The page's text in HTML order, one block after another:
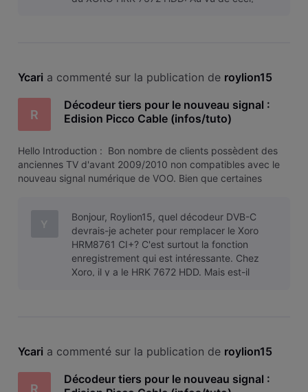
Ycari a commenté sur la publication de roylion15
R
Décodeur tiers pour le nouveau signal :
Edision Picco Cable (infos/tuto)
​​​​​Hello​​​​​ ​​​​​Introduction : ​​​​​ ​​​​​Bon nombre de clients possèdent des
anciennes TV d'avant 2009/2010 non compatibles avec le
nouveau signal numérique de VOO.​​​​​ ​​​​​Bien que certaines
Y
Bonjour, Roylion15, quel décodeur DVB-C
devrais-je acheter pour remplacer le Xoro
HRM8761 CI+? C'est surtout la fonction
enregistrement qui est intéressante. Chez
Xoro, il y a le HRK 7672 HDD. Mais est-il
Ycari a commenté sur la publication de roylion15
R
Décodeur tiers pour le nouveau signal :